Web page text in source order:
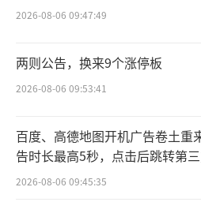
聚焦核心领域
当前，中国燕麦奶
变。饮用燕麦奶的人群由
茶、老人、小孩等更加
人群除了咖啡店场景，
下午茶、休闲时光、早
奶。
2026-08-06 09:47:49
两则公告，换来9个涨停板
2026-08-06 09:53:41
百度、高德地图开机广告卷土重
告时长最高5秒，点击后跳转第
2026-08-06 09:45:35